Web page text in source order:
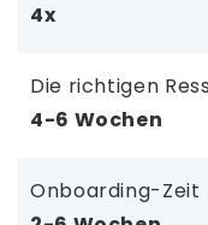
4x
Die richtigen
4-6 Wochen
Onboarding-Zeit